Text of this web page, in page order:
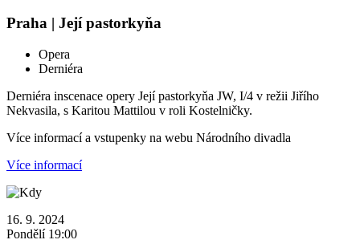
Praha | Její pastorkyňa
Opera
Derniéra
Derniéra inscenace opery Její pastorkyňa JW, I/4 v režii Jiřího
Nekvasila, s Karitou Mattilou v roli Kostelničky.
Více informací a vstupenky na webu Národního divadla
Více informací
16. 9. 2024
Pondělí 19:00